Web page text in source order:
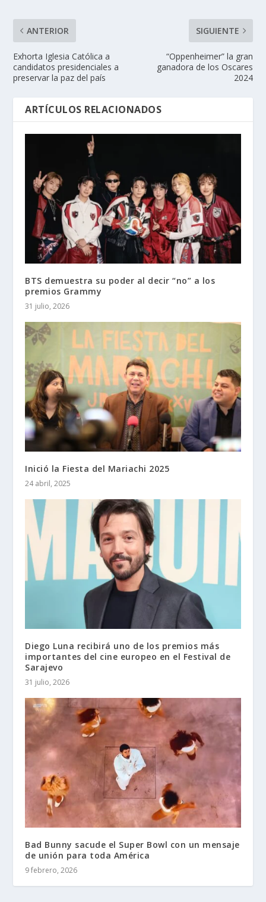
ANTERIOR
Exhorta Iglesia Católica a
candidatos presidenciales a
preservar la paz del país
SIGUIENTE
“Oppenheimer” la gran
ganadora de los Oscares
2024
ARTÍCULOS RELACIONADOS
BTS demuestra su poder al decir “no” a los
premios Grammy
31 julio, 2026
Inició la Fiesta del Mariachi 2025
24 abril, 2025
Diego Luna recibirá uno de los premios más
importantes del cine europeo en el Festival de
Sarajevo
31 julio, 2026
Bad Bunny sacude el Super Bowl con un mensaje
de unión para toda América
9 febrero, 2026